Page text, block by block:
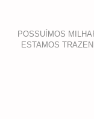
POSSUÍMOS
ESTAMOS